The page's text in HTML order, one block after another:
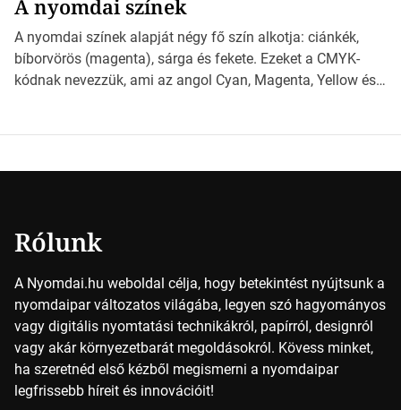
*Hirdetés Ebben a cikkben a papírméretek izgalmas
világába kalauzolunk el téged, hogy jobban megértsd,
milyen szempontok alapján érdemes választanod a
jövőben. Bevezetés a papírméretek világába A […]
A nyomdai színek
A nyomdai színek alapját négy fő szín alkotja: ciánkék,
bíborvörös (magenta), sárga és fekete. Ezeket a CMYK-
kódnak nevezzük, ami az angol Cyan, Magenta, Yellow és
Rólunk
A Nyomdai.hu weboldal célja, hogy betekintést nyújtsunk a
nyomdaipar változatos világába, legyen szó hagyományos
vagy digitális nyomtatási technikákról, papírról, designról
vagy akár környezetbarát megoldásokról. Kövess minket,
ha szeretnéd első kézből megismerni a nyomdaipar
legfrissebb híreit és innovációit!